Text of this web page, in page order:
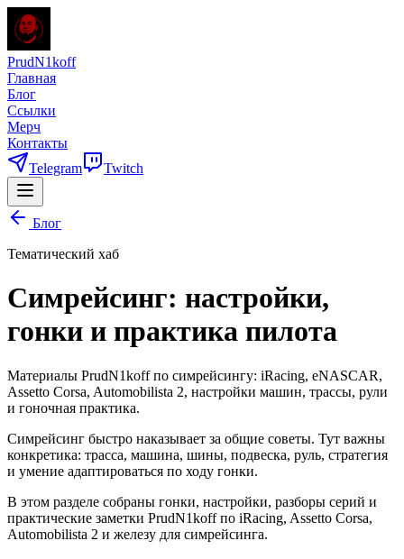
PrudN1koff
Главная
Блог
Ссылки
Мерч
Контакты
Telegram
Twitch
Блог
Тематический хаб
Симрейсинг: настройки,
гонки и практика пилота
Материалы PrudN1koff по симрейсингу: iRacing, eNASCAR,
Assetto Corsa, Automobilista 2, настройки машин, трассы, рули
и гоночная практика.
Симрейсинг быстро наказывает за общие советы. Тут важны
конкретика: трасса, машина, шины, подвеска, руль, стратегия
и умение адаптироваться по ходу гонки.
В этом разделе собраны гонки, настройки, разборы серий и
практические заметки PrudN1koff по iRacing, Assetto Corsa,
Automobilista 2 и железу для симрейсинга.